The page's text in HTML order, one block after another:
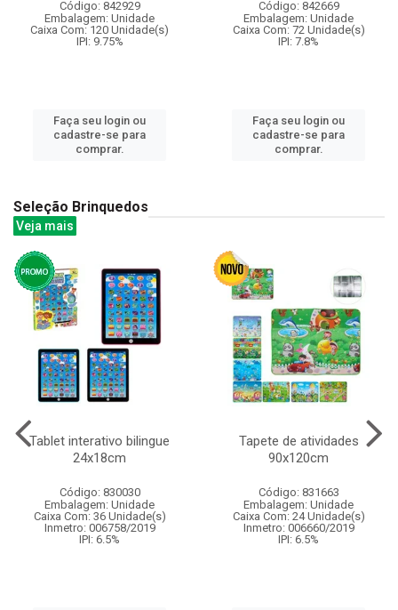
Código: 842929
Embalagem: Unidade
Caixa Com: 120 Unidade(s)
IPI: 9.75%
Faça seu login ou
cadastre-se para
comprar.
Código: 842669
Embalagem: Unidade
Caixa Com: 72 Unidade(s)
IPI: 7.8%
Faça seu login ou
cadastre-se para
comprar.
Seleção Brinquedos
Veja mais
Tablet interativo bilingue
24x18cm
Código: 830030
Embalagem: Unidade
Caixa Com: 36 Unidade(s)
Inmetro: 006758/2019
IPI: 6.5%
Tapete de atividades
90x120cm
Código: 831663
Embalagem: Unidade
Caixa Com: 24 Unidade(s)
Inmetro: 006660/2019
IPI: 6.5%